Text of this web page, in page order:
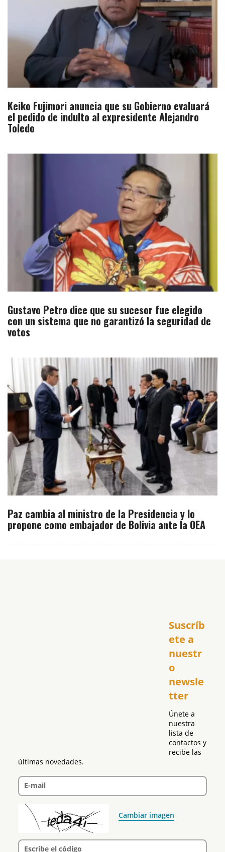
Keiko Fujimori anuncia que su Gobierno evaluará
el pedido de indulto al expresidente Alejandro
Toledo
Gustavo Petro dice que su sucesor fue elegido
con un sistema que no garantizó la seguridad de
votos
Paz cambia al ministro de la Presidencia y lo
propone como embajador de Bolivia ante la OEA
Suscríb
ete a
nuestr
o
newsle
tter
Únete a
nuestra
lista de
contactos y
recibe las
últimas novedades.
E-mail
Cambiar imagen
Escribe el código